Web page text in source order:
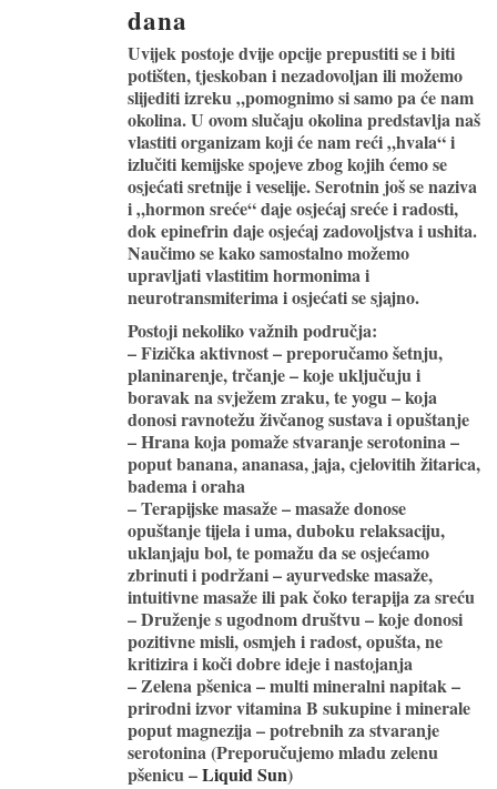
dana
Uvijek postoje dvije opcije prepustiti se i biti
potišten, tjeskoban i nezadovoljan ili možemo
slijediti izreku „pomognimo si samo pa će nam
okolina. U ovom slučaju okolina predstavlja naš
vlastiti organizam koji će nam reći „hvala“ i
izlučiti kemijske spojeve zbog kojih ćemo se
osjećati sretnije i veselije. Serotnin još se naziva
i „hormon sreće“ daje osjećaj sreće i radosti,
dok epinefrin daje osjećaj zadovoljstva i ushita.
Naučimo se kako samostalno možemo
upravljati vlastitim hormonima i
neurotransmiterima i osjećati se sjajno.
Postoji nekoliko važnih područja:
– Fizička aktivnost – preporučamo šetnju,
planinarenje, trčanje – koje uključuju i
boravak na svježem zraku, te yogu – koja
donosi ravnotežu živčanog sustava i opuštanje
– Hrana koja pomaže stvaranje serotonina –
poput banana, ananasa, jaja, cjelovitih žitarica,
badema i oraha
– Terapijske masaže – masaže donose
opuštanje tijela i uma, duboku relaksaciju,
uklanjaju bol, te pomažu da se osjećamo
zbrinuti i podržani – ayurvedske masaže,
intuitivne masaže ili pak čoko terapija za sreću
– Druženje s ugodnom društvu – koje donosi
pozitivne misli, osmjeh i radost, opušta, ne
kritizira i koči dobre ideje i nastojanja
– Zelena pšenica – multi mineralni napitak –
prirodni izvor vitamina B sukupine i minerale
poput magnezija – potrebnih za stvaranje
serotonina (Preporučujemo mladu zelenu
pšenicu –Liquid Sun)